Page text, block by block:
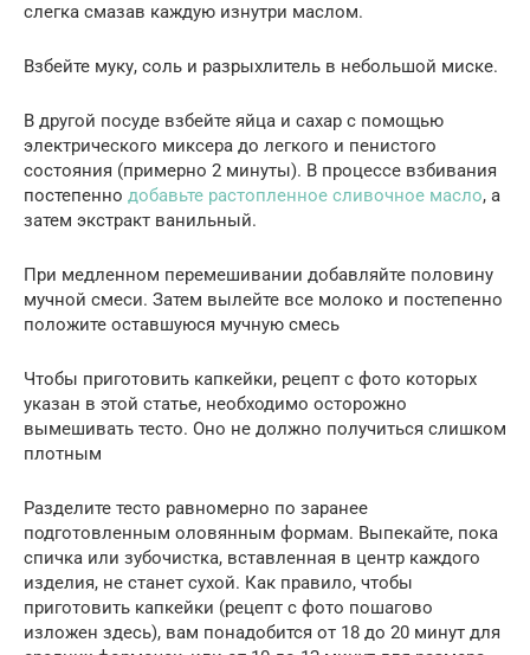
слегка смазав каждую изнутри маслом.
Взбейте муку, соль и разрыхлитель в небольшой миске.
В другой посуде взбейте яйца и сахар с помощью
электрического миксера до легкого и пенистого
состояния (примерно 2 минуты). В процессе взбивания
постепенно добавьте растопленное сливочное масло, а
затем экстракт ванильный.
При медленном перемешивании добавляйте половину
мучной смеси. Затем вылейте все молоко и постепенно
положите оставшуюся мучную смесь
Чтобы приготовить капкейки, рецепт с фото которых
указан в этой статье, необходимо осторожно
вымешивать тесто. Оно не должно получиться слишком
плотным
Разделите тесто равномерно по заранее
подготовленным оловянным формам. Выпекайте, пока
спичка или зубочистка, вставленная в центр каждого
изделия, не станет сухой. Как правило, чтобы
приготовить капкейки (рецепт с фото пошагово
изложен здесь), вам понадобится от 18 до 20 минут для